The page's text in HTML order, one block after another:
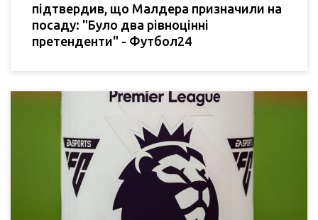
підтвердив, що Малдера призначили на
посаду: "Було два рівноцінні
претенденти" - Футбол24